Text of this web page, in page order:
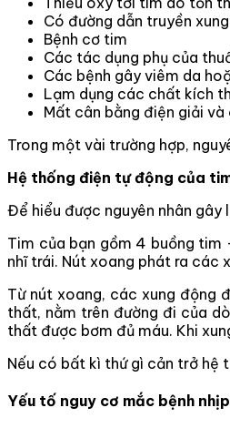
Có đường dẫn truyền
Bệnh cơ tim
Các tác dụng phụ của
Các bệnh gây viêm da
Lạm dụng các chất kích
Mất cân bằng điện giải
Trong một vài trường hợp,
Hệ thống điện tự động của
Để hiểu được nguyên nhân
Tim của bạn gồm 4 buồng
nhĩ trái. Nút xoang phát ra các
Từ nút xoang, các xung động
thất, nằm trên đường đi của
thất được bơm đủ máu. Khi
Nếu có bất kì thứ gì cản trở hệ
Yếu tố nguy cơ mắc bệnh